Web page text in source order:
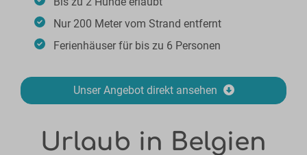
Nur 200 Meter vom Strand entfernt
Ferienhäuser für bis zu 6 Personen
Unser Angebot direkt ansehen
Urlaub in Belgien